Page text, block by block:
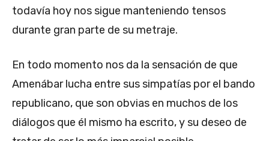
todavía hoy nos sigue manteniendo tensos
durante gran parte de su metraje.
En todo momento nos da la sensación de que
Amenábar lucha entre sus simpatías por el bando
republicano, que son obvias en muchos de los
diálogos que él mismo ha escrito, y su deseo de